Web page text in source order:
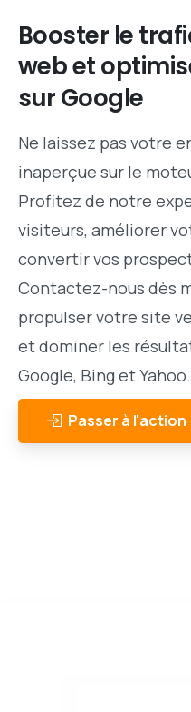
Booster le
webet
surGoogle
Ne laissez pas votre
inaperçue sur le
Profitez de notre
visiteurs, améliorer
convertir vos
Contactez-nous dès
propulser votre site
et dominer les
Google, Bing et Yahoo.
Passer à l'action